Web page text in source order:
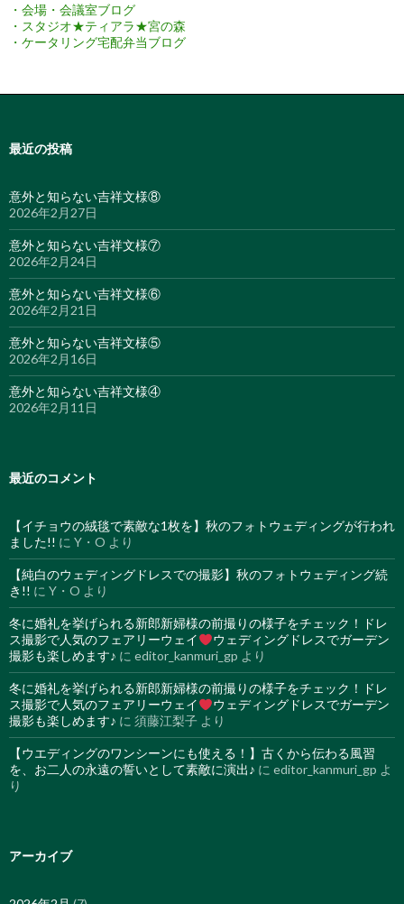
・会場・会議室ブログ
・スタジオ★ティアラ★宮の森
・ケータリング宅配弁当ブログ
最近の投稿
意外と知らない吉祥文様⑧
2026年2月27日
意外と知らない吉祥文様⑦
2026年2月24日
意外と知らない吉祥文様⑥
2026年2月21日
意外と知らない吉祥文様⑤
2026年2月16日
意外と知らない吉祥文様④
2026年2月11日
最近のコメント
【イチョウの絨毯で素敵な1枚を】秋のフォトウェディングが行われ
ました!! に Y・O より
【純白のウェディングドレスでの撮影】秋のフォトウェディング続
き!! に Y・O より
冬に婚礼を挙げられる新郎新婦様の前撮りの様子をチェック！ドレ
ス撮影で人気のフェアリーウェイ
ウェディングドレスでガーデン
撮影も楽しめます♪ に editor_kanmuri_gp より
冬に婚礼を挙げられる新郎新婦様の前撮りの様子をチェック！ドレ
ス撮影で人気のフェアリーウェイ
ウェディングドレスでガーデン
撮影も楽しめます♪ に 須藤江梨子 より
【ウエディングのワンシーンにも使える！】古くから伝わる風習
を、お二人の永遠の誓いとして素敵に演出♪ に editor_kanmuri_gp よ
り
アーカイブ